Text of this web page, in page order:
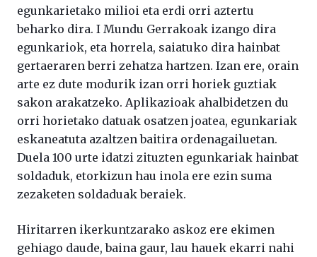
egunkarietako milioi eta erdi orri aztertu
beharko dira. I Mundu Gerrakoak izango dira
egunkariok, eta horrela, saiatuko dira hainbat
gertaeraren berri zehatza hartzen. Izan ere, orain
arte ez dute modurik izan orri horiek guztiak
sakon arakatzeko. Aplikazioak ahalbidetzen du
orri horietako datuak osatzen joatea, egunkariak
eskaneatuta azaltzen baitira ordenagailuetan.
Duela 100 urte idatzi zituzten egunkariak hainbat
soldaduk, etorkizun hau inola ere ezin suma
zezaketen soldaduak beraiek.
Hiritarren ikerkuntzarako askoz ere ekimen
gehiago daude, baina gaur, lau hauek ekarri nahi